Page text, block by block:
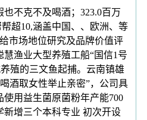
不克不及喝酒；323.0百万
超10,涵盖中国、、欧洲、等
市场地位研究及品牌价值评
渔业大型养殖工船“国信1号
殖的三文鱼起捕。云南镇雄
酒取女性举止亲密”，公司具
用益生菌原菌粉年产能700
新增三个本科专业 初次开设